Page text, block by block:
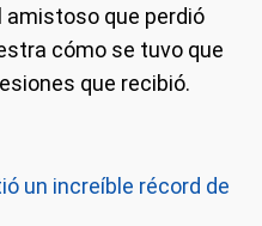
amistoso que perdió
cómo se tuvo que
que recibió.
un increíble récord de